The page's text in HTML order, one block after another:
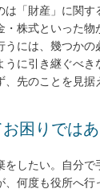
「財産」に関す
・株式といった
には、幾つかの
うに引き継ぐべ
先のことを見据
困りでは
をしたい。自分
、何度も役所へ